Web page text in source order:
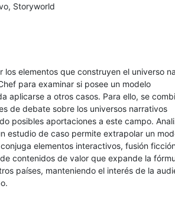
Storyworld
los elementos que construyen el universo
para examinar si posee un modelo
aplicarse a otros casos. Para ello, se
de debate sobre los universos narrativos
posibles aportaciones a este campo.
estudio de caso permite extrapolar un
elementos interactivos, fusión
contenidos de valor que expande la
países, manteniendo el interés de la